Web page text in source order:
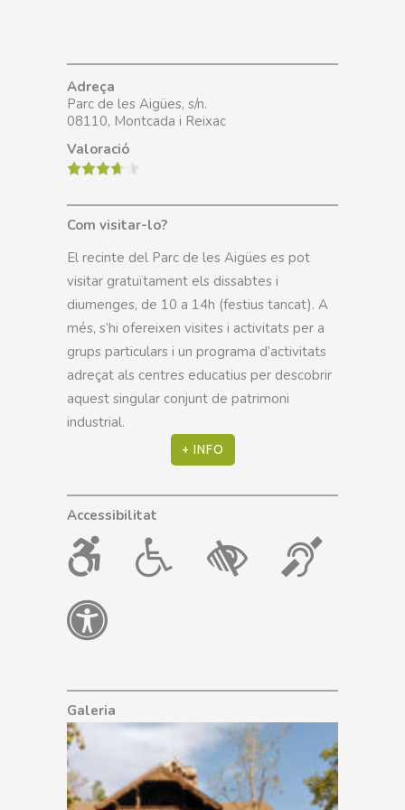
Adreça
Parc de les Aigües, s/n.
08110, Montcada i Reixac
Valoració
Com visitar-lo?
El recinte del Parc de les Aigües es pot
visitar gratuïtament els dissabtes i
diumenges, de 10 a 14h (festius tancat). A
més, s’hi ofereixen visites i activitats per a
grups particulars i un programa d’activitats
adreçat als centres educatius per descobrir
aquest singular conjunt de patrimoni
industrial.
+ INFO
Accessibilitat
Galeria